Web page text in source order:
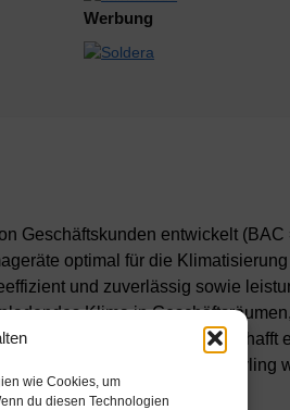
wie Cookies, um
du diesen Technologien
Werbung
Geschäftskunden entwickelt
optimal für die
und zuverlässig sowie
Klima in
Die stilvolle 360er Kassette schafft
minimalistisch-moderne Styling